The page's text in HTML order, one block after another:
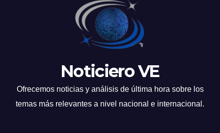
Noticiero VE
Ofrecemos noticias y análisis de última hora sobre los
temas más relevantes a nivel nacional e internacional.